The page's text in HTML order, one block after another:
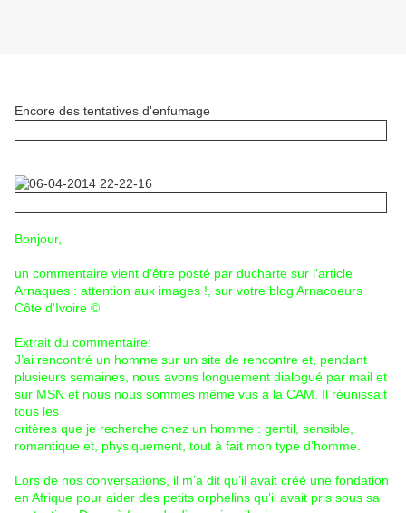
Encore des tentatives d'enfumage
Bonjour,
un commentaire vient d'être posté par ducharte sur l'article
Arnaques : attention aux images !, sur votre blog Arnacoeurs
Côte d'Ivoire ©
Extrait du commentaire:
J’ai rencontré un homme sur un site de rencontre et, pendant
plusieurs semaines, nous avons longuement dialogué par mail et
sur MSN et nous nous sommes même vus à la CAM. Il réunissait
tous les
critères que je recherche chez un homme : gentil, sensible,
romantique et, physiquement, tout à fait mon type d’homme.
Lors de nos conversations, il m’a dit qu’il avait créé une fondation
en Afrique pour aider des petits orphelins qu’il avait pris sous sa